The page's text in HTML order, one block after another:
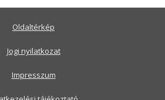
Oldaltérkép
Jogi nyilatkozat
Impresszum